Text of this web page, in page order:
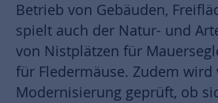
Betrieb von Gebäuden,
spielt auch der Natur- und
von Nistplätzen für
für Fledermäuse. Zudem wird
Modernisierung geprüft, ob